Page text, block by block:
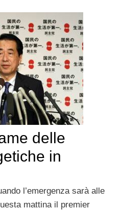
delle
in
l’emergenza sarà alle
mattina il premier